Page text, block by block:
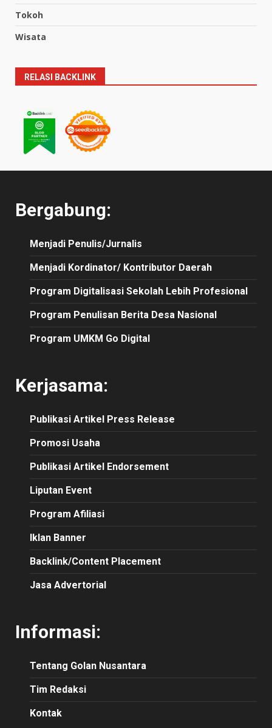
Tokoh
Wisata
RELASI BACKLINK
Bergabung:
Menjadi Penulis/Jurnalis
Menjadi Kordinator/ Kontributor Daerah
Program Digitalisasi Sekolah Lebih Profesional
Program Penulisan Berita Desa Nasional
Program UMKM Go Digital
Kerjasama:
Publikasi Artikel Press Release
Promosi Usaha
Publikasi Artikel Endorsement
Liputan Event
Program Afiliasi
Iklan Banner
Backlink/Content Placement
Jasa Advertorial
Informasi:
Tentang Golan Nusantara
Tim Redaksi
Kontak